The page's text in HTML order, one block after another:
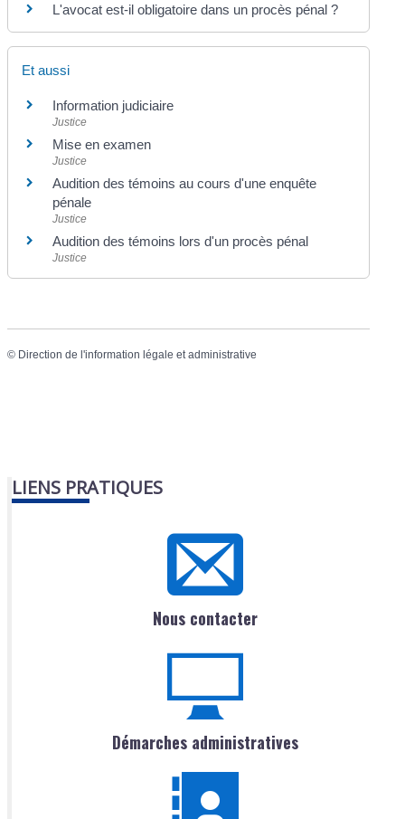
L'avocat est-il obligatoire dans un procès pénal ?
Et aussi
Information judiciaire
Justice
Mise en examen
Justice
Audition des témoins au cours d'une enquête
pénale
Justice
Audition des témoins lors d'un procès pénal
Justice
© Direction de l'information légale et administrative
LIENS PRATIQUES
Nous contacter
Démarches administratives